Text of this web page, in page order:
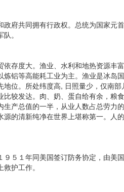
共同拥有行政权。总统为国家元
。
度大。渔业、水利和地热资源丰
铝等高能耗工业为主。渔业是冰
位。所处纬度高, 日照量少，仅南
较发达。肉、奶、蛋自给有余，
产总值的一半，从业人数占总劳
的清新纯净在世界上堪称第一。
１年同美国签订防务协定，由美
护工作。